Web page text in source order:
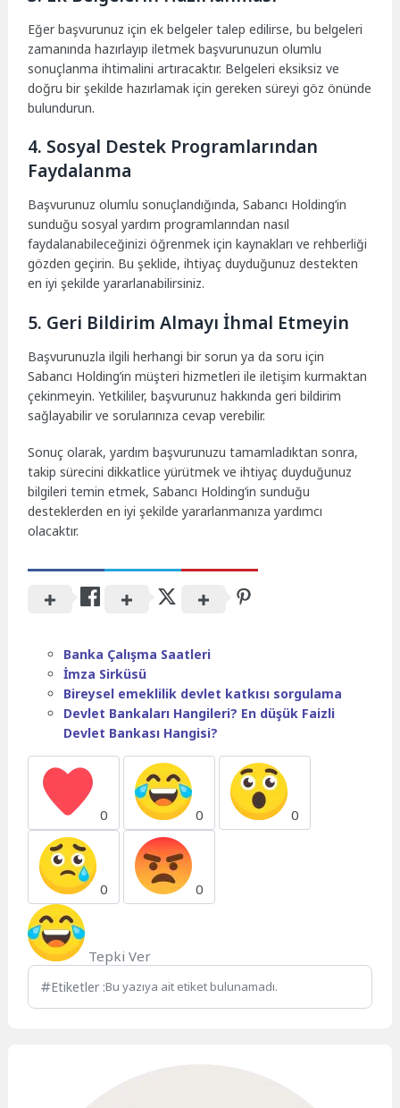
Eğer başvurunuz için ek belgeler talep edilirse, bu belgeleri
zamanında hazırlayıp iletmek başvurunuzun olumlu
sonuçlanma ihtimalini artıracaktır. Belgeleri eksiksiz ve
doğru bir şekilde hazırlamak için gereken süreyi göz önünde
bulundurun.
4. Sosyal Destek Programlarından
Faydalanma
Başvurunuz olumlu sonuçlandığında, Sabancı Holding’in
sunduğu sosyal yardım programlarından nasıl
faydalanabileceğinizi öğrenmek için kaynakları ve rehberliği
gözden geçirin. Bu şeklide, ihtiyaç duyduğunuz destekten
en iyi şekilde yararlanabilirsiniz.
5. Geri Bildirim Almayı İhmal Etmeyin
Başvurunuzla ilgili herhangi bir sorun ya da soru için
Sabancı Holding’in müşteri hizmetleri ile iletişim kurmaktan
çekinmeyin. Yetkililer, başvurunuz hakkında geri bildirim
sağlayabilir ve sorularınıza cevap verebilir.
Sonuç olarak, yardım başvurunuzu tamamladıktan sonra,
takip sürecini dikkatlice yürütmek ve ihtiyaç duyduğunuz
bilgileri temin etmek, Sabancı Holding’in sunduğu
desteklerden en iyi şekilde yararlanmanıza yardımcı
olacaktır.
Banka Çalışma Saatleri
İmza Sirküsü
Bireysel emeklilik devlet katkısı sorgulama
Devlet Bankaları Hangileri? En düşük Faizli
Devlet Bankası Hangisi?
0 0 0
0 0
Tepki Ver
Etiketler :Bu yazıya ait etiket bulunamadı.